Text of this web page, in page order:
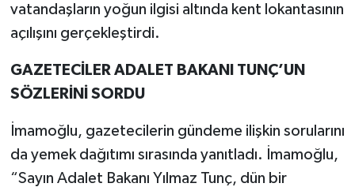
vatandaşların yoğun ilgisi altında kent lokantasının
açılışını gerçekleştirdi.
GAZETECİLER ADALET BAKANI TUNÇ’UN
SÖZLERİNİ SORDU
İmamoğlu, gazetecilerin gündeme ilişkin sorularını
da yemek dağıtımı sırasında yanıtladı. İmamoğlu,
“Sayın Adalet Bakanı Yılmaz Tunç, dün bir